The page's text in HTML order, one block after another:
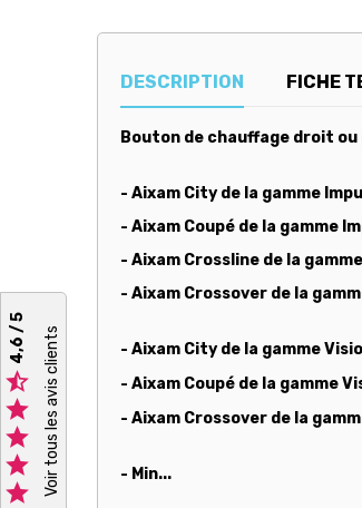





4,6 / 5 Voir tous les avis clients
DESCRIPTION FICHE
Bouton de chauffage droit
- Aixam City de la gamme
- Aixam Coupé de la gamme
- Aixam Crossline de la
- Aixam Crossover de la
- Aixam City de la gamme
- Aixam Coupé de la gamme
- Aixam Crossover de la
- Min...